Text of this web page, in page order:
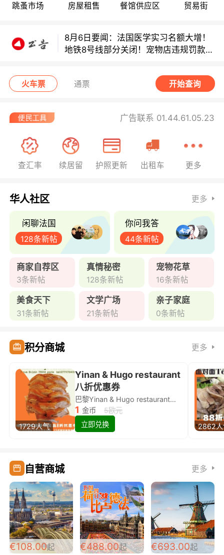
跳蚤市场 房屋租售 餐馆供应区 贸易街
巴黎地铁音乐家海选启动！
8月6日要闻：法国医学实习名额大增！
地铁8号线部分关闭！宠物店违规罚款出
巴黎地铁音乐家海选启动！
火车票 通票 开始查询
广告联系 01.44.61.05.23
查汇率 续居留 护照更新 出租车 更多
华人社区 更多
闲聊法国
128条新帖
你问我答
44条新帖
商家自荐区
3条新帖
真情秘密
128条新帖
宠物花草
16条新帖
美食天下
31条新帖
文学广场
21条新帖
亲子家庭
0条新帖
积分商城 更多
1729人气
Yinan & Hugo restaurant
八折优惠券
巴黎Yinan & Hugo restaurant除简餐类全场8折
1 金币
5欧元
立即兑换
2862
自营商城 更多
€108.00起 €488.00起 €693.00起